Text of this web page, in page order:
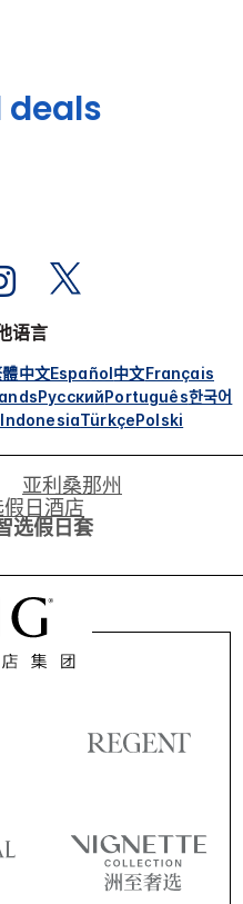
deals
语言
中文Español中文Français
РусскийPortuguês한국어
TürkçePolski
亚利桑那州
假日酒店
选假日套